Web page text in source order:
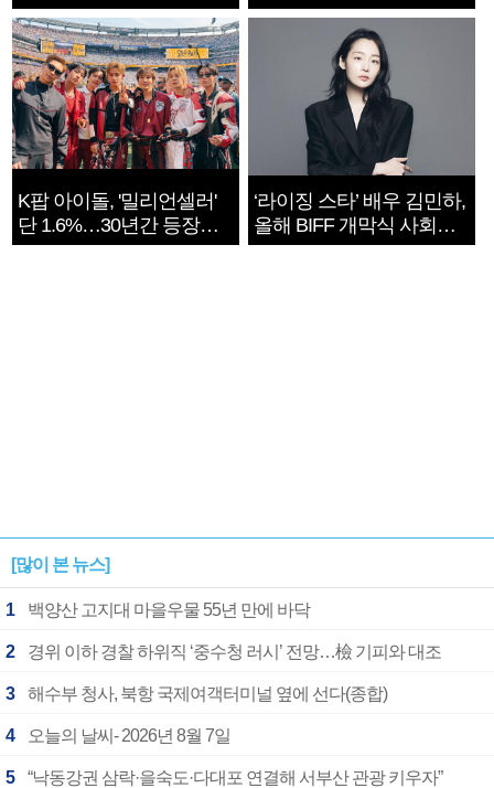
지는 ‘전쟁 속죄’
K팝 아이돌, '밀리언셀러'
단 1.6%…30년간 등장
1182개팀 전수조사
‘라이징 스타’ 배우 김민하,
올해 BIFF 개막식 사회자
확정
[많이 본 뉴스]
1 백양산 고지대 마을우물 55년 만에 바닥
2 경위 이하 경찰 하위직 ‘중수청 러시’ 전망…檢 기피와 대조
3 해수부 청사, 북항 국제여객터미널 옆에 선다(종합)
4 오늘의 날씨- 2026년 8월 7일
5 “낙동강권 삼락·을숙도·다대포 연결해 서부산 관광 키우자”